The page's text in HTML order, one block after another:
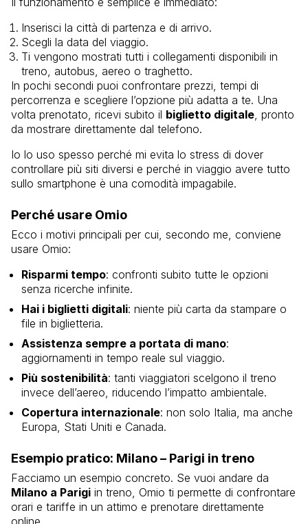
Inserisci la città di partenza e di arrivo.
Scegli la data del viaggio.
Ti vengono mostrati tutti i collegamenti disponibili in
treno, autobus, aereo o traghetto.
In pochi secondi puoi confrontare prezzi, tempi di
percorrenza e scegliere l’opzione più adatta a te. Una
volta prenotato, ricevi subito il biglietto digitale , pronto
da mostrare direttamente dal telefono.
Io lo uso spesso perché mi evita lo stress di dover
controllare più siti diversi e perché in viaggio avere tutto
sullo smartphone è una comodità impagabile.
Perché usare Omio
Ecco i motivi principali per cui, secondo me, conviene
usare Omio:
Risparmi tempo: confronti subito tutte le opzioni
senza ricerche infinite.
Hai i biglietti digitali: niente più carta da stampare o
file in biglietteria.
Assistenza sempre a portata di mano:
aggiornamenti in tempo reale sul viaggio.
Più sostenibilità: tanti viaggiatori scelgono il treno
invece dell’aereo, riducendo l’impatto ambientale.
Copertura internazionale: non solo Italia, ma anche
Europa, Stati Uniti e Canada.
Esempio pratico: Milano – Parigi in treno
Facciamo un esempio concreto. Se vuoi andare da
Milano a Parigi in treno, Omio ti permette di confrontare
orari e tariffe in un attimo e prenotare direttamente
online.